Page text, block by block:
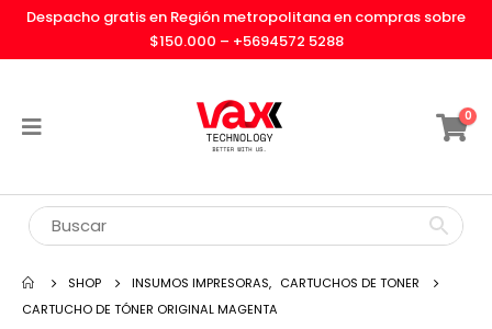
Despacho gratis en Región metropolitana en compras sobre
$150.000 – +5694572 5288
0
SHOP INSUMOS IMPRESORAS, CARTUCHOS DE TONER
CARTUCHO DE TÓNER ORIGINAL MAGENTA